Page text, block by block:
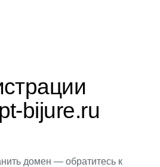
bijure.ru
домен — обратитесь к